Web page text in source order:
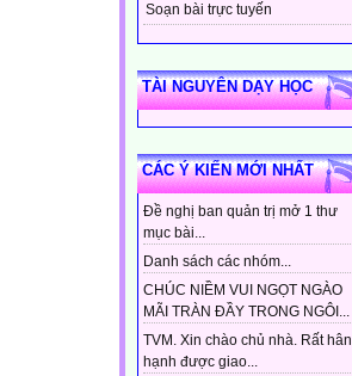
Soạn bài trực tuyến
TÀI NGUYÊN DẠY HỌC
CÁC Ý KIẾN MỚI NHẤT
Đề nghị ban quản trị mở 1 thư
mục bài...
Danh sách các nhóm...
CHÚC NIỀM VUI NGỌT NGÀO
MÃI TRÀN ĐẦY TRONG NGÔI...
TVM. Xin chào chủ nhà. Rất hân
hạnh được giao...